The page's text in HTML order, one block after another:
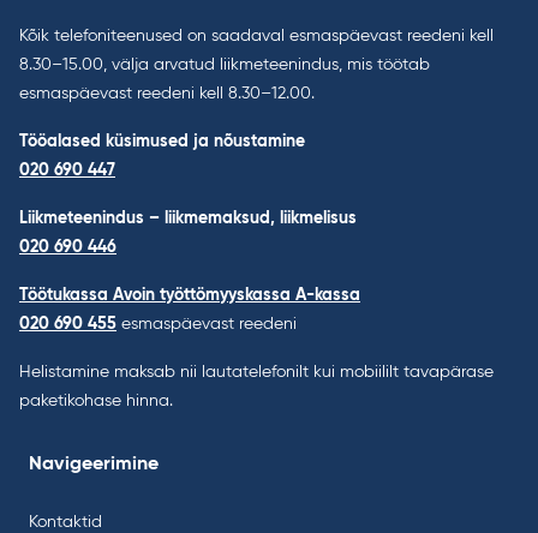
Kõik telefoniteenused on saadaval esmaspäevast reedeni kell
8.30–15.00, välja arvatud liikmeteenindus, mis töötab
esmaspäevast reedeni kell 8.30–12.00.
Tööalased küsimused ja nõustamine
020 690 447
Liikmeteenindus – liikmemaksud, liikmelisus
020 690 446
Töötukassa Avoin työttömyyskassa A-kassa
020 690 455 esmaspäevast reedeni
Helistamine maksab nii lautatelefonilt kui mobiililt tavapärase
paketikohase hinna.
Navigeerimine
Kontaktid